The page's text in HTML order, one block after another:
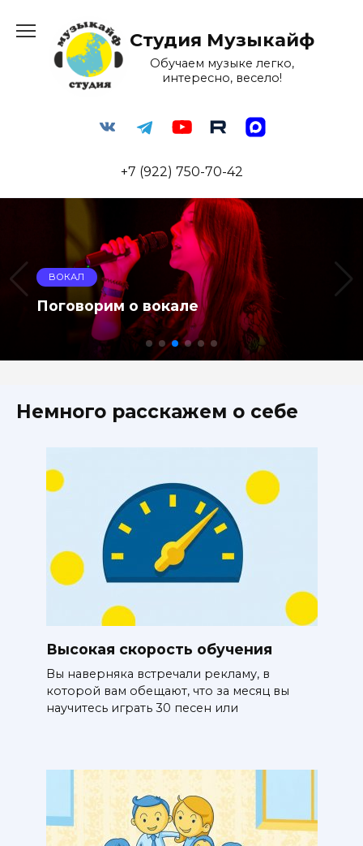
содержанию
Студия Музыкайф
Обучаем музыке легко,
интересно, весело!
+7 (922) 750-70-42
УКУЛЕЛЕ
Как настроить гитару или укулеле
без тюнера
Немного расскажем о себе
Высокая скорость обучения
Вы наверняка встречали рекламу, в
которой вам обещают, что за месяц вы
научитесь играть 30 песен или